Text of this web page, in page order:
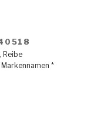
, Reibe
Markennamen *